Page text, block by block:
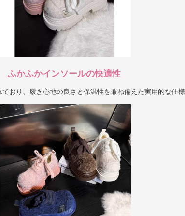
ふかふかインソールの快適性
ており、履き心地の良さと保温性を兼ね備えた実用的な仕様